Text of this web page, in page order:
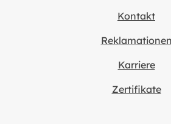
Kontakt
Reklamationen
Karriere
Zertifikate